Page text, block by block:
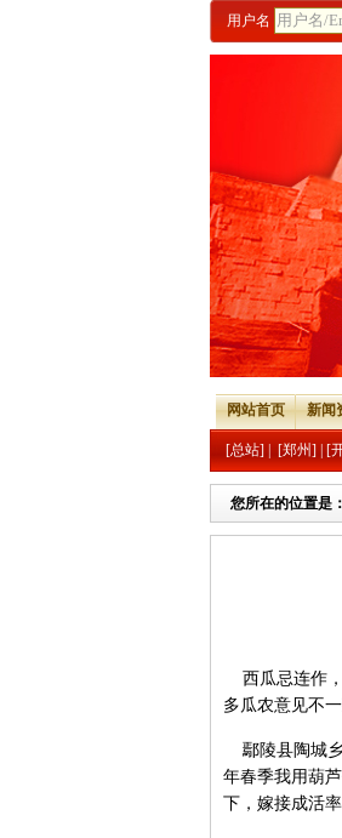
用户名
网站首页 新闻
[总站] [郑州] [
您所在的位置是：
西瓜忌连作，
多瓜农意见不一
鄢陵县陶城乡
年春季我用葫
下，嫁接成活